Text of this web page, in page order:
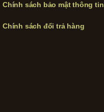
Chính sách bảo mật thông tin
Chính sách đổi trả hàng